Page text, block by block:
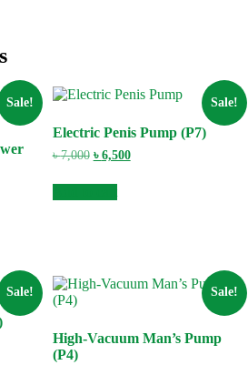
Sale! Sale!
Electric Penis Pump (P7)
৳7,000 Original
was:
৳ 7,000.
৳ 6,500Current
Sale! Sale!
High-Vacuum Man’s Pump
(P4)